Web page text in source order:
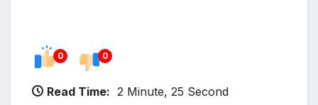
0 0
Read Time: 2 Minute, 25 Second